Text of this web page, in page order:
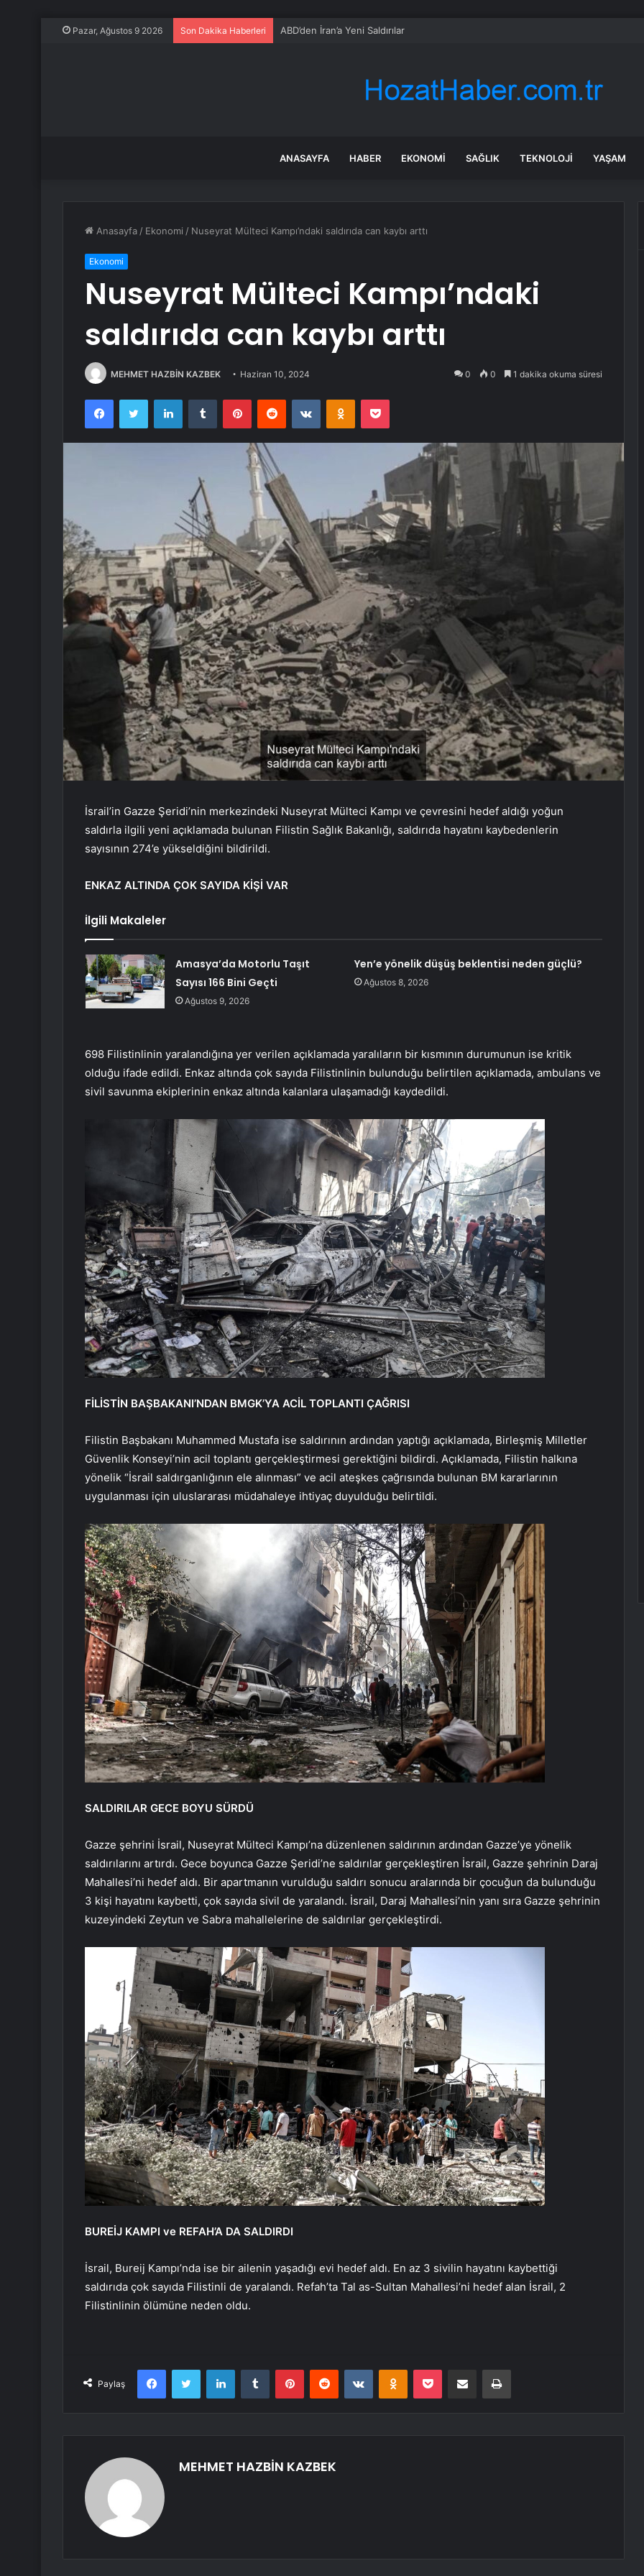
Pazar, Ağustos 9 2026 Son Dakika Haberleri ABD’den İran’a Yeni Saldırılar
ANASAYFA HABER EKONOMI SAĞLIK TEKNOLOJI YAŞAM
Anasayfa / Ekonomi / Nuseyrat Mülteci Kampı’ndaki saldırıda can kaybı arttı
Ekonomi
Nuseyrat Mülteci Kampı’ndaki
saldırıda can kaybı arttı
MEHMET HAZBİN KAZBEK Haziran 10, 2024 0 0 1 dakika okuma süresi
FacebookTwitter LinkedInTumblr PinterestReddit VKontakteOdnoklassniki
Pocket
İsrail’in Gazze Şeridi’nin merkezindeki Nuseyrat Mülteci Kampı ve çevresini hedef aldığı yoğun
saldırla ilgili yeni açıklamada bulunan Filistin Sağlık Bakanlığı, saldırıda hayatını kaybedenlerin
sayısının 274’e yükseldiğini bildirildi.
ENKAZ ALTINDA ÇOK SAYIDA KİŞİ VAR
İlgili Makaleler
Amasya’da Motorlu Taşıt
Sayısı 166 Bini Geçti
Ağustos 9, 2026
Yen’e yönelik düşüş beklentisi neden güçlü?
Ağustos 8, 2026
698 Filistinlinin yaralandığına yer verilen açıklamada yaralıların bir kısmının durumunun ise kritik
olduğu ifade edildi. Enkaz altında çok sayıda Filistinlinin bulunduğu belirtilen açıklamada, ambulans ve
sivil savunma ekiplerinin enkaz altında kalanlara ulaşamadığı kaydedildi.
FİLİSTİN BAŞBAKANI’NDAN BMGK’YA ACİL TOPLANTI ÇAĞRISI
Filistin Başbakanı Muhammed Mustafa ise saldırının ardından yaptığı açıklamada, Birleşmiş Milletler
Güvenlik Konseyi’nin acil toplantı gerçekleştirmesi gerektiğini bildirdi. Açıklamada, Filistin halkına
yönelik “İsrail saldırganlığının ele alınması” ve acil ateşkes çağrısında bulunan BM kararlarının
uygulanması için uluslararası müdahaleye ihtiyaç duyulduğu belirtildi.
SALDIRILAR GECE BOYU SÜRDÜ
Gazze şehrini İsrail, Nuseyrat Mülteci Kampı’na düzenlenen saldırının ardından Gazze’ye yönelik
saldırılarını artırdı. Gece boyunca Gazze Şeridi’ne saldırılar gerçekleştiren İsrail, Gazze şehrinin Daraj
Mahallesi’ni hedef aldı. Bir apartmanın vurulduğu saldırı sonucu aralarında bir çocuğun da bulunduğu
3 kişi hayatını kaybetti, çok sayıda sivil de yaralandı. İsrail, Daraj Mahallesi’nin yanı sıra Gazze şehrinin
kuzeyindeki Zeytun ve Sabra mahallelerine de saldırılar gerçekleştirdi.
BUREİJ KAMPI ve REFAH’A DA SALDIRDI
İsrail, Bureij Kampı’nda ise bir ailenin yaşadığı evi hedef aldı. En az 3 sivilin hayatını kaybettiği
saldırıda çok sayıda Filistinli de yaralandı. Refah’ta Tal as-Sultan Mahallesi’ni hedef alan İsrail, 2
Filistinlinin ölümüne neden oldu.
Paylaş
FacebookTwitter LinkedInTumblr PinterestReddit VKontakteOdnoklassniki
Pocket E-Posta ile paylaş Yazdır
MEHMET HAZBİN KAZBEK